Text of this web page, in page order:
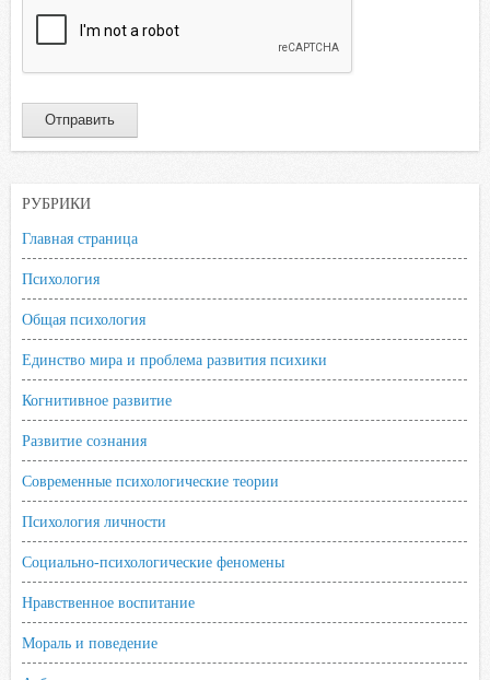
РУБРИКИ
Главная страница
Психология
Общая психология
Единство мира и проблема развития психики
Когнитивное развитие
Развитие сознания
Современные психологические теории
Психология личности
Социально-психологические феномены
Нравственное воспитание
Мораль и поведение